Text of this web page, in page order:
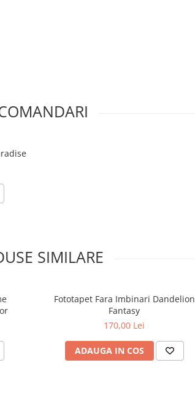
SIMILARE
Fototapet Fara Imbinari Dandelion
Fantasy
170,00 Lei
ADAUGA IN COS